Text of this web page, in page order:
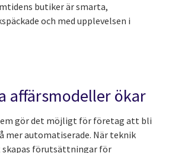
butiker är smarta,
och med upplevelsen i
affärsmodeller ökar
gör det möjligt för företag att bli
mer automatiserade. När teknik
skapas förutsättningar för